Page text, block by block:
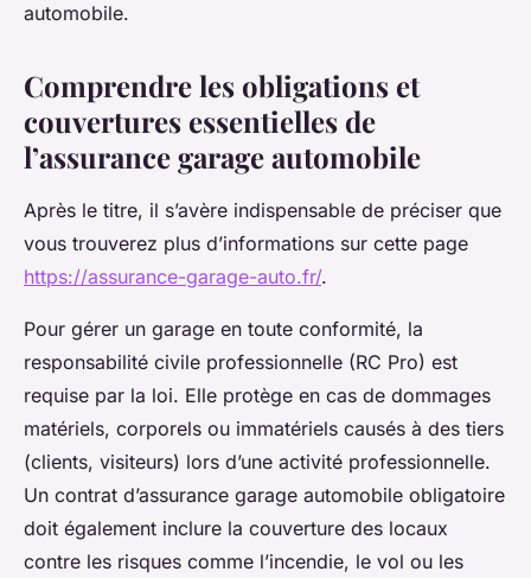
automobile.
Comprendre les obligations et
couvertures essentielles de
l’assurance garage automobile
Après le titre, il s’avère indispensable de préciser que
vous trouverez plus d’informations sur cette page
https://assurance-garage-auto.fr/.
Pour gérer un garage en toute conformité, la
responsabilité civile professionnelle (RC Pro) est
requise par la loi. Elle protège en cas de dommages
matériels, corporels ou immatériels causés à des tiers
(clients, visiteurs) lors d’une activité professionnelle.
Un contrat d’assurance garage automobile obligatoire
doit également inclure la couverture des locaux
contre les risques comme l’incendie, le vol ou les